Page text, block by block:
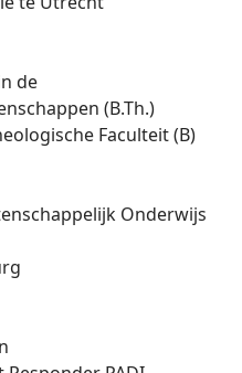
de
(B.Th.)
Faculteit (B)
Onderwijs